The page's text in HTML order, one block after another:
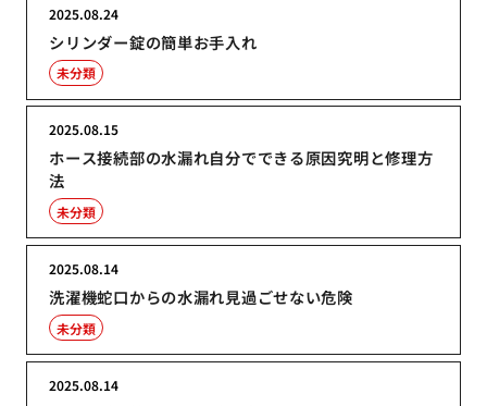
シリンダー錠の簡単お手入れ
2025.08.24
未分類
ホース接続部の水漏れ自分でできる原因究明と修理方
法
2025.08.15
未分類
洗濯機蛇口からの水漏れ見過ごせない危険
2025.08.14
未分類
2025.08.14